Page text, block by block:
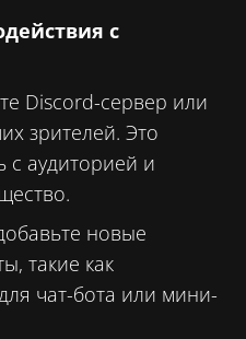
с
Discord-сервер или
зрителей. Это
с аудиторией и
новые
такие как
чат-бота или мини-